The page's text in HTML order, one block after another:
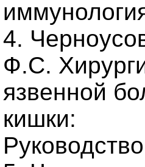
4.
Ф.С.
язвенной
кишки: